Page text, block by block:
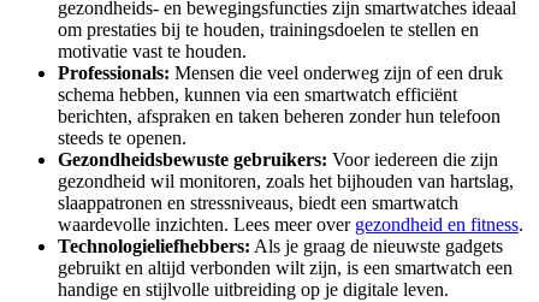
gezondheids- en bewegingsfuncties zijn smartwatches ideaal
om prestaties bij te houden, trainingsdoelen te stellen en
motivatie vast te houden.
Professionals: Mensen die veel onderweg zijn of een druk
schema hebben, kunnen via een smartwatch efficiënt
berichten, afspraken en taken beheren zonder hun telefoon
steeds te openen.
Gezondheidsbewuste gebruikers: Voor iedereen die zijn
gezondheid wil monitoren, zoals het bijhouden van hartslag,
slaappatronen en stressniveaus, biedt een smartwatch
waardevolle inzichten. Lees meer over gezondheid en fitness.
Technologieliefhebbers: Als je graag de nieuwste gadgets
gebruikt en altijd verbonden wilt zijn, is een smartwatch een
handige en stijlvolle uitbreiding op je digitale leven.